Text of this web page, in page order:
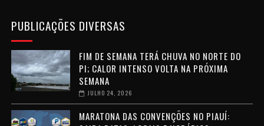
PUBLICAÇÕES DIVERSAS
FIM DE SEMANA TERÁ CHUVA NO NORTE DO
PI; CALOR INTENSO VOLTA NA PRÓXIMA
SEMANA
JULHO 24, 2026
MARATONA DAS CONVENÇÕES NO PIAUÍ: